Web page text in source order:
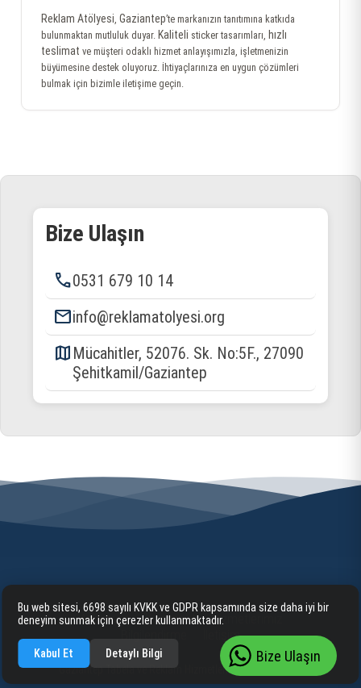
Reklam Atölyesi, Gaziantep’te markanızın tanıtımına katkıda
bulunmaktan mutluluk duyar. Kaliteli sticker tasarımları, hızlı
teslimat ve müşteri odaklı hizmet anlayışımızla, işletmenizin
büyümesine destek oluyoruz. İhtiyaçlarınıza en uygun çözümleri
bulmak için bizimle iletişime geçin.
Bize Ulaşın
phone0531 679 10 14
emailinfo@reklamatolyesi.org
map Mücahitler, 52076. Sk. No:5F., 27090
Şehitkamil/Gaziantep
Bize Ulaşın
Anasayfa Kurumsal
Hizmetlerimiz
Bilgilendirme
İletişim
Gaziantep Tabela ve Reklam Hizmetleri 2025 cognite. ©
Bu web sitesi, 6698 sayılı KVKK ve GDPR kapsamında size daha iyi bir
deneyim sunmak için çerezler kullanmaktadır.
Kabul Et Detaylı Bilgi